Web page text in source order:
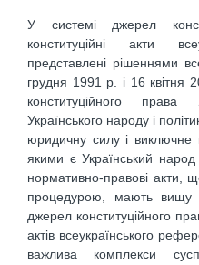
У системі джерел
конституційні акти
представлені рішеннями
грудня 1991 р. і 16 квітня
конституційного
Українського народу і
юридичну силу і виключне
якими є Український
нормативно-правові акти,
процедурою, мають
джерел конституційного
актів всеукраїнського
важлива комплекси